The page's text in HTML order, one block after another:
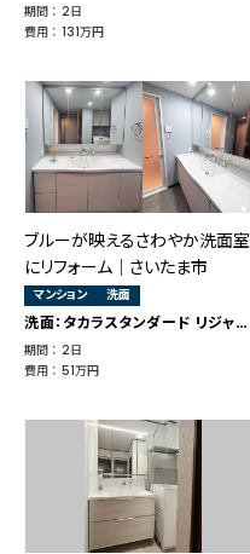
期間 ： 2日
費用 ： 131万円
ブルーが映えるさわやか洗面室
にリフォーム｜さいたま市
マンション 洗面
洗面：タカラスタンダード リジャスト
期間 ： 2日
費用 ： 51万円